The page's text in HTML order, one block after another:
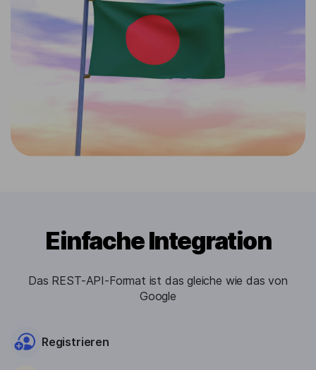
Einfache Integration
Das REST-API-Format ist das gleiche wie das von
Google
Registrieren